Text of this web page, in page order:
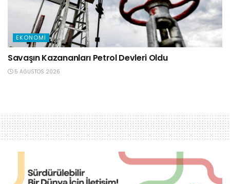
EKONOMI
Savaşın Kazananları Petrol Devleri Oldu
5 AĞUSTOS 2026